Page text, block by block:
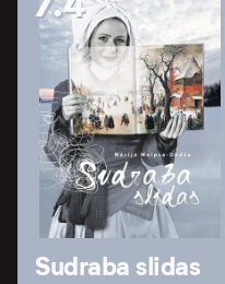
Sudraba slidas